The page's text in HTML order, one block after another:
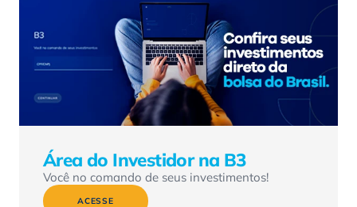
Área do Investidor na B3
Você no comando de seus investimentos!
ACESSE